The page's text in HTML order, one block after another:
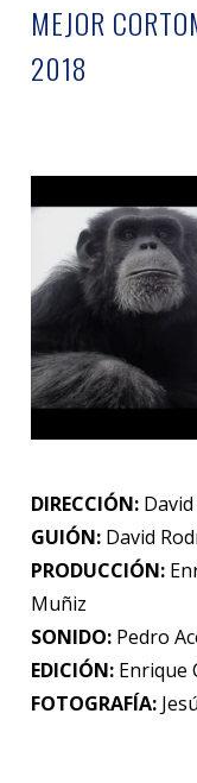
MEJOR
2018
DIRECCIÓN:
GUIÓN: David
PRODUCCIÓN:
Muñiz
SONIDO: Pedro
EDICIÓN: Enrique
FOTOGRAFÍA: